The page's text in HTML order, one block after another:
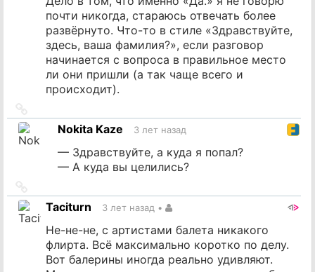
почти никогда, стараюсь отвечать более
развёрнуто. Что-то в стиле «Здравствуйте,
здесь, ваша фамилия?», если разговор
начинается с вопроса в правильное место
ли они пришли (а так чаще всего и
происходит).
на
источникNokita Kaze 3 лет назад
— Здравствуйте, а куда я попал?
— А куда вы целились?
на
источник
Taciturn 3 лет назад •
Не-не-не, с артистами балета никакого
флирта. Всё максимально коротко по делу.
Вот балерины иногда реально удивляют.